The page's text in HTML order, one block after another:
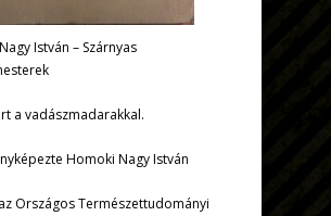
István – Szárnyas
a vadászmadarakkal.
Homoki Nagy István
Országos Természettudományi